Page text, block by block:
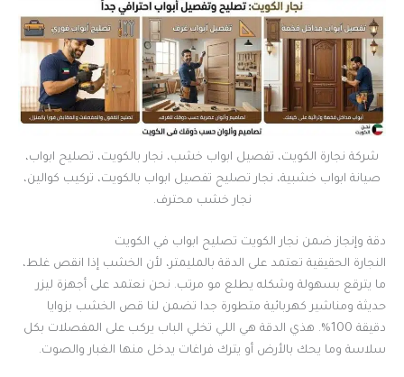
شركة نجارة الكويت، تفصيل ابواب خشب، نجار بالكويت، تصليح ابواب،
صيانة ابواب خشبية، نجار تصليح تفصيل ابواب بالكويت، تركيب كوالين،
نجار خشب محترف.
دقة وإنجاز ضمن نجار الكويت تصليح ابواب في الكويت
النجارة الحقيقية تعتمد على الدقة بالمليمتر، لأن الخشب إذا انقص غلط،
ما يترقع بسهولة وشكله يطلع مو مرتب. نحن نعتمد على أجهزة ليزر
حديثة ومناشير كهربائية متطورة جدا تضمن لنا قص الخشب بزوايا
دقيقة 100%. هذي الدقة هي اللي تخلي الباب يركب على المفصلات بكل
سلاسة وما يحك بالأرض أو يترك فراغات يدخل منها الغبار والصوت.